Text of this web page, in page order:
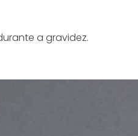
a gravidez.